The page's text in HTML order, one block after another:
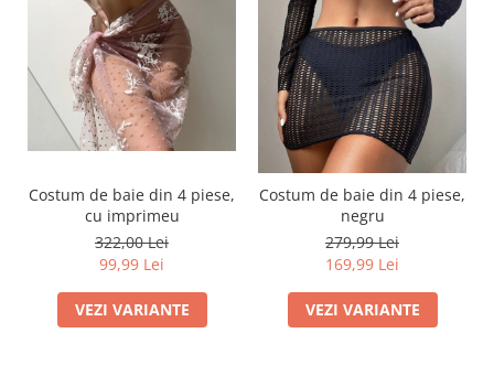
Costum de baie din 4 piese,
cu imprimeu
322,00 Lei
99,99 Lei
VEZI VARIANTE
Costum de baie din 4 piese,
negru
279,99 Lei
169,99 Lei
VEZI VARIANTE